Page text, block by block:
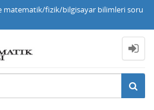
matematik/fizik/bilgisayar bilimleri soru